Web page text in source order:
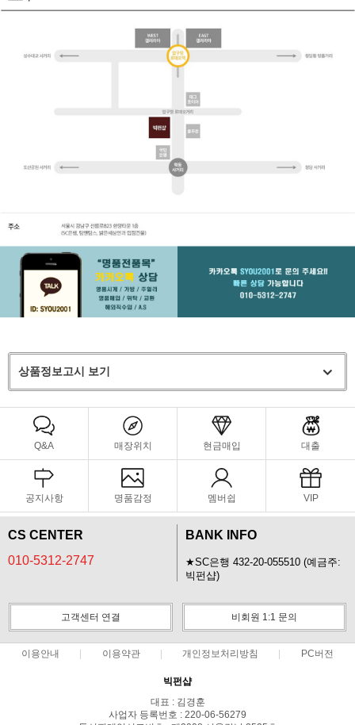
상품정보고시 보기
Q&A 매장위치 현금매입 대출
공지사항 명품감정 멤버쉽 VIP
CS CENTER
010-5312-2747
BANK INFO
★SC은행 432-20-055510 (예금주:
빅펀샵)
고객센터 연결 비회원 1:1 문의
이용안내 이용약관 개인정보처리방침 PC버전
빅펀샵
대표 : 김경훈
사업자 등록번호 : 220-06-56279